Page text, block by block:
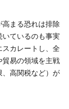
まる恐れは排除
いているのも事実
スカレートし、全
易の領域を主戦
高関税など）が